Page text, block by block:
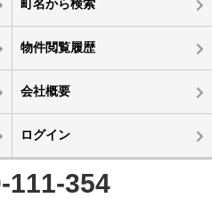
町名から検索
物件閲覧履歴
会社概要
ログイン
111-354